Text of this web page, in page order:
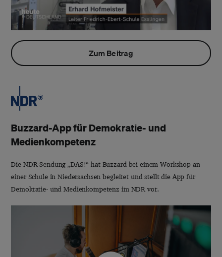
Zum Beitrag
Buzzard-App für Demokratie- und
Medienkompetenz
Die NDR-Sendung „DAS!“ hat Buzzard bei einem Workshop an
einer Schule in Niedersachsen begleitet und stellt die App für
Demokratie- und Medienkompetenz im NDR vor.